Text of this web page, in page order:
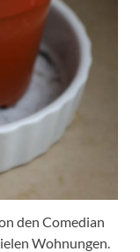
den Comedian
Wohnungen.